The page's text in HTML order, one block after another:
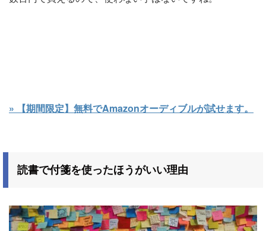
» 【期間限定】無料でAmazonオーディブルが試せます。
読書で付箋を使ったほうがいい理由